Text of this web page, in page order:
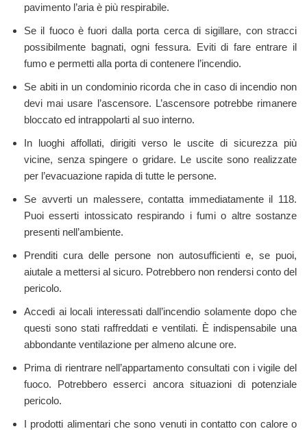
pavimento l’aria è più respirabile.
Se il fuoco è fuori dalla porta cerca di sigillare, con stracci
possibilmente bagnati, ogni fessura. Eviti di fare entrare il
fumo e permetti alla porta di contenere l’incendio.
Se abiti in un condominio ricorda che in caso di incendio non
devi mai usare l’ascensore. L’ascensore potrebbe rimanere
bloccato ed intrappolarti al suo interno.
In luoghi affollati, dirigiti verso le uscite di sicurezza più
vicine, senza spingere o gridare. Le uscite sono realizzate
per l’evacuazione rapida di tutte le persone.
Se avverti un malessere, contatta immediatamente il 118.
Puoi esserti intossicato respirando i fumi o altre sostanze
presenti nell’ambiente.
Prenditi cura delle persone non autosufficienti e, se puoi,
aiutale a mettersi al sicuro. Potrebbero non rendersi conto del
pericolo.
Accedi ai locali interessati dall’incendio solamente dopo che
questi sono stati raffreddati e ventilati. È indispensabile una
abbondante ventilazione per almeno alcune ore.
Prima di rientrare nell’appartamento consultati con i vigile del
fuoco. Potrebbero esserci ancora situazioni di potenziale
pericolo.
I prodotti alimentari che sono venuti in contatto con calore o